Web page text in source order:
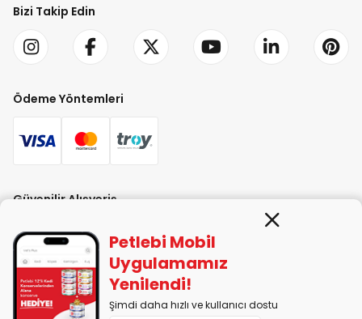
Bizi Takip Edin
Ödeme Yöntemleri
Güvenilir Alışveriş
PETLEBİ EVCİL HAYVAN ÜRÜNLERİ PAZ. SAN. TİC. LTD. ŞTİ. Alaşarköy Mah.
Petlebi Mobil
Uygulamamız
Yenilendi!
Şimdi daha hızlı ve kullanıcı dostu